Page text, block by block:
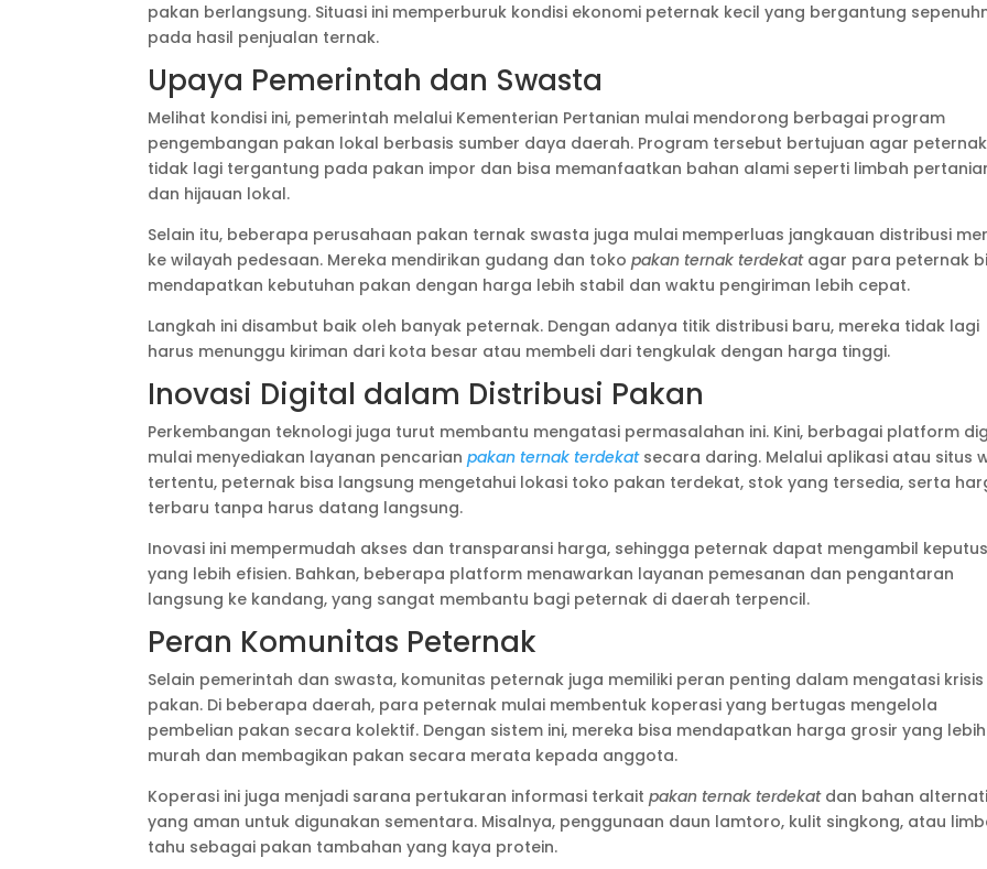
pakan berlangsung. Situasi ini memperburuk kondisi ekonomi peternak kecil yang bergantung
pada hasil penjualan ternak.
Upaya Pemerintah dan Swasta
Melihat kondisi ini, pemerintah melalui Kementerian Pertanian mulai mendorong berbagai program
pengembangan pakan lokal berbasis sumber daya daerah. Program tersebut bertujuan agar peternak
tidak lagi tergantung pada pakan impor dan bisa memanfaatkan bahan alami seperti limbah
dan hijauan lokal.
Selain itu, beberapa perusahaan pakan ternak swasta juga mulai memperluas jangkauan distribusi
ke wilayah pedesaan. Mereka mendirikan gudang dan tokopakan ternak terdekatagar para peternak
mendapatkan kebutuhan pakan dengan harga lebih stabil dan waktu pengiriman lebih cepat.
Langkah ini disambut baik oleh banyak peternak. Dengan adanya titik distribusi baru, mereka tidak lagi
harus menunggu kiriman dari kota besar atau membeli dari tengkulak dengan harga tinggi.
Inovasi Digital dalam Distribusi Pakan
Perkembangan teknologi juga turut membantu mengatasi permasalahan ini. Kini, berbagai platform
mulai menyediakan layanan pencarian pakan ternak terdekatsecara daring. Melalui aplikasi atau situs
tertentu, peternak bisa langsung mengetahui lokasi toko pakan terdekat, stok yang tersedia, serta
terbaru tanpa harus datang langsung.
Inovasi ini mempermudah akses dan transparansi harga, sehingga peternak dapat mengambil
yang lebih efisien. Bahkan, beberapa platform menawarkan layanan pemesanan dan pengantaran
langsung ke kandang, yang sangat membantu bagi peternak di daerah terpencil.
Peran Komunitas Peternak
Selain pemerintah dan swasta, komunitas peternak juga memiliki peran penting dalam mengatasi krisis
pakan. Di beberapa daerah, para peternak mulai membentuk koperasi yang bertugas mengelola
pembelian pakan secara kolektif. Dengan sistem ini, mereka bisa mendapatkan harga grosir yang lebih
murah dan membagikan pakan secara merata kepada anggota.
Koperasi ini juga menjadi sarana pertukaran informasi terkaitpakan ternak terdekatdan bahan
yang aman untuk digunakan sementara. Misalnya, penggunaan daun lamtoro, kulit singkong, atau
tahu sebagai pakan tambahan yang kaya protein.